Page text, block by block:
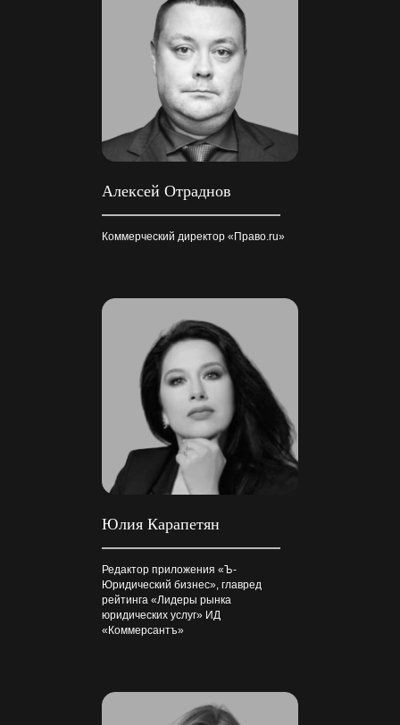
Алексей Отраднов
Коммерческий директор «Право.ru»
Юлия Карапетян
Редактор приложения «Ъ-
Юридический бизнес», главред
рейтинга «Лидеры рынка
юридических услуг» ИД
«Коммерсантъ»